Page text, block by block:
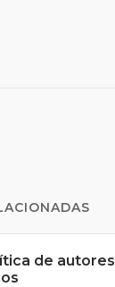
de autores